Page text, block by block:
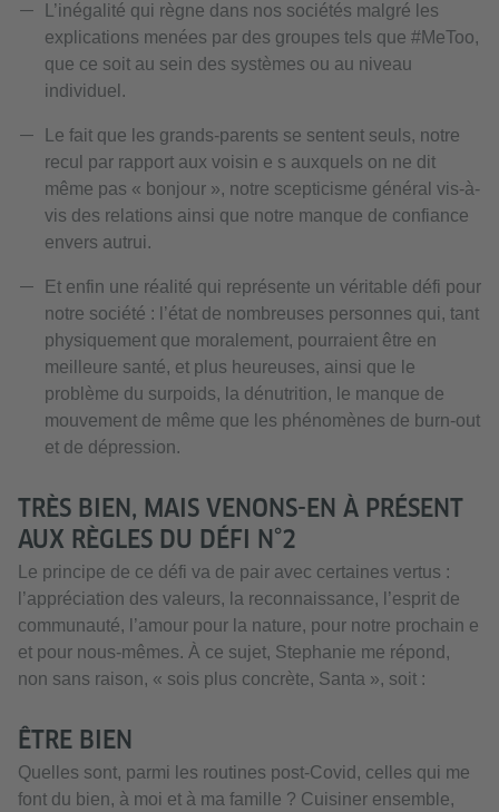
L’inégalité qui règne dans nos sociétés malgré les
explications menées par des groupes tels que #MeToo,
que ce soit au sein des systèmes ou au niveau
individuel.
Le fait que les grands-parents se sentent seuls, notre
recul par rapport aux voisin e s auxquels on ne dit
même pas « bonjour », notre scepticisme général vis-à-
vis des relations ainsi que notre manque de confiance
envers autrui.
Et enfin une réalité qui représente un véritable défi pour
notre société : l’état de nombreuses personnes qui, tant
physiquement que moralement, pourraient être en
meilleure santé, et plus heureuses, ainsi que le
problème du surpoids, la dénutrition, le manque de
mouvement de même que les phénomènes de burn-out
et de dépression.
TRÈS BIEN, MAIS VENONS-EN À PRÉSENT
AUX RÈGLES DU DÉFI N°2
Le principe de ce défi va de pair avec certaines vertus :
l’appréciation des valeurs, la reconnaissance, l’esprit de
communauté, l’amour pour la nature, pour notre prochain e
et pour nous-mêmes. À ce sujet, Stephanie me répond,
non sans raison, « sois plus concrète, Santa », soit :
ÊTRE BIEN
Quelles sont, parmi les routines post-Covid, celles qui me
font du bien, à moi et à ma famille ? Cuisiner ensemble,